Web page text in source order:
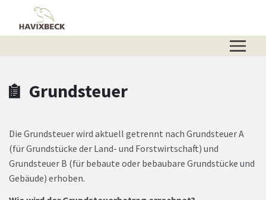
Zum Header
Zum Hauptinhalt
Zum Footer
Zum Hauptinhalt springen
Grundsteuer
Die Grundsteuer wird aktuell getrennt nach Grundsteuer A
(für Grundstücke der Land- und Forstwirtschaft) und
Grundsteuer B (für bebaute oder bebaubare Grundstücke und
Gebäude) erhoben.